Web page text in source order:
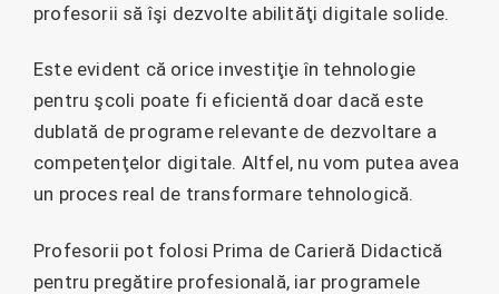
profesorii să îşi dezvolte abilităţi digitale solide.
Este evident că orice investiţie în tehnologie
pentru şcoli poate fi eficientă doar dacă este
dublată de programe relevante de dezvoltare a
competenţelor digitale. Altfel, nu vom putea avea
un proces real de transformare tehnologică.
Profesorii pot folosi Prima de Carieră Didactică
pentru pregătire profesională, iar programele